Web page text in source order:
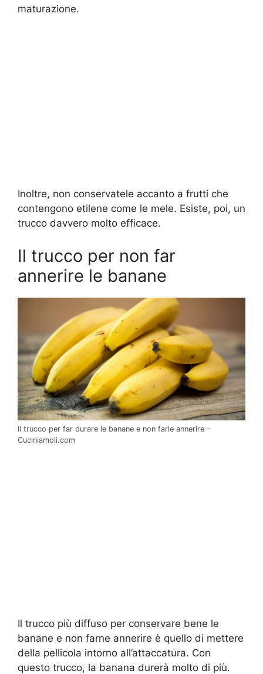
maturazione.
Inoltre, non conservatele accanto a frutti che
contengono etilene come le mele. Esiste, poi, un
trucco davvero molto efficace.
Il trucco per non far
annerire le banane
Il trucco per far durare le banane e non farle annerire –
Cuciniamoli.com
Il trucco più diffuso per conservare bene le
banane e non farne annerire è quello di mettere
della pellicola intorno all’attaccatura. Con
questo trucco, la banana durerà molto di più.